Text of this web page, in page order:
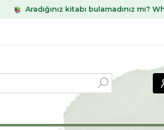
kitabı bulamadınız mı? WhatsApp